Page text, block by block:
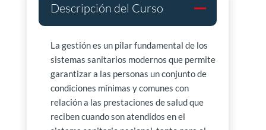
Descripción del Curso
La gestión es un pilar fundamental de los
sistemas sanitarios modernos que permite
garantizar a las personas un conjunto de
condiciones mínimas y comunes con
relación a las prestaciones de salud que
reciben cuando son atendidos en el